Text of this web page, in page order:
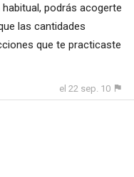
podrás acogerte
las cantidades
que te practicaste
el 22 sep. 10